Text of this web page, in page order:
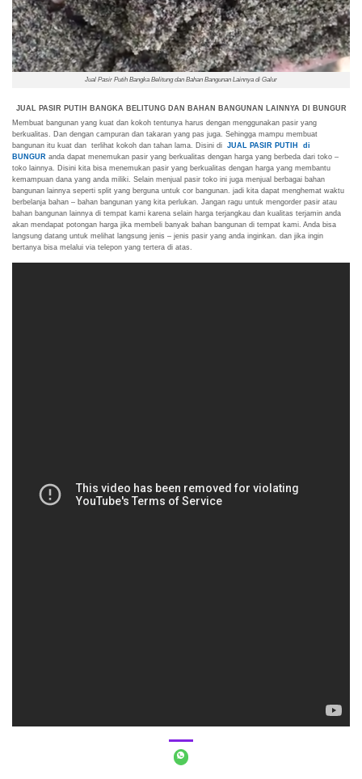
Jual Pasir Putih Bangka Belitung dan Bahan Bangunan Lainnya di Galur
JUAL PASIR PUTIH BANGKA BELITUNG DAN BAHAN BANGUNAN LAINNYA DI BUNGUR
Membuat bangunan yang kuat dan kokoh tentunya harus dengan menggunakan pasir yang
berkualitas. Dan dengan campuran dan takaran yang pas juga. Sehingga mampu membuat
bangunan itu kuat dan terlihat kokoh dan tahan lama. Disini di JUAL PASIR PUTIH di
BUNGUR anda dapat menemukan pasir yang berkualitas dengan harga yang berbeda dari toko –
toko lainnya. Disini kita bisa menemukan pasir yang berkualitas dengan harga yang membantu
kemampuan dana yang anda miliki. Selain menjual pasir toko ini juga menjual berbagai bahan
bangunan lainnya seperti split yang berguna untuk cor bangunan. jadi kita dapat menghemat waktu
berbelanja bahan – bahan bangunan yang kita perlukan. Jangan ragu untuk mengorder pasir atau
bahan bangunan lainnya di tempat kami karena selain harga terjangkau dan kualitas terjamin anda
akan mendapat potongan harga jika membeli banyak bahan bangunan di tempat kami. Anda bisa
langsung datang untuk melihat langsung jenis – jenis pasir yang anda inginkan. dan jika ingin
bertanya bisa melalui via telepon yang tertera di atas.